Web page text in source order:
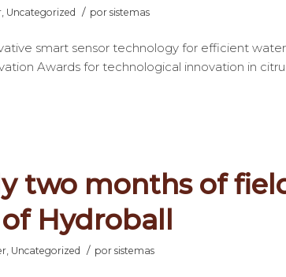
, Uncategorized / por sistemas
smart sensor technology for efficient
Awards for technological innovation in
two months of
Hydroball
, Uncategorized / por sistemas